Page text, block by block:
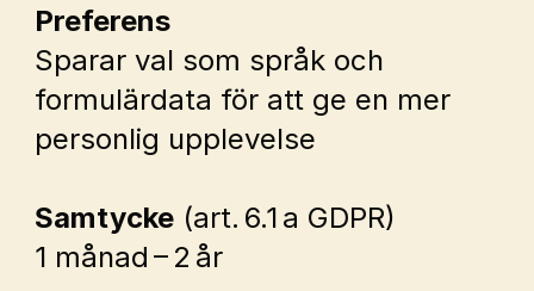
Preferens
Sparar val som språk och
formulärdata för att ge en mer
personlig upplevelse
Samtycke (art. 6.1 a GDPR)
1 månad – 2 år